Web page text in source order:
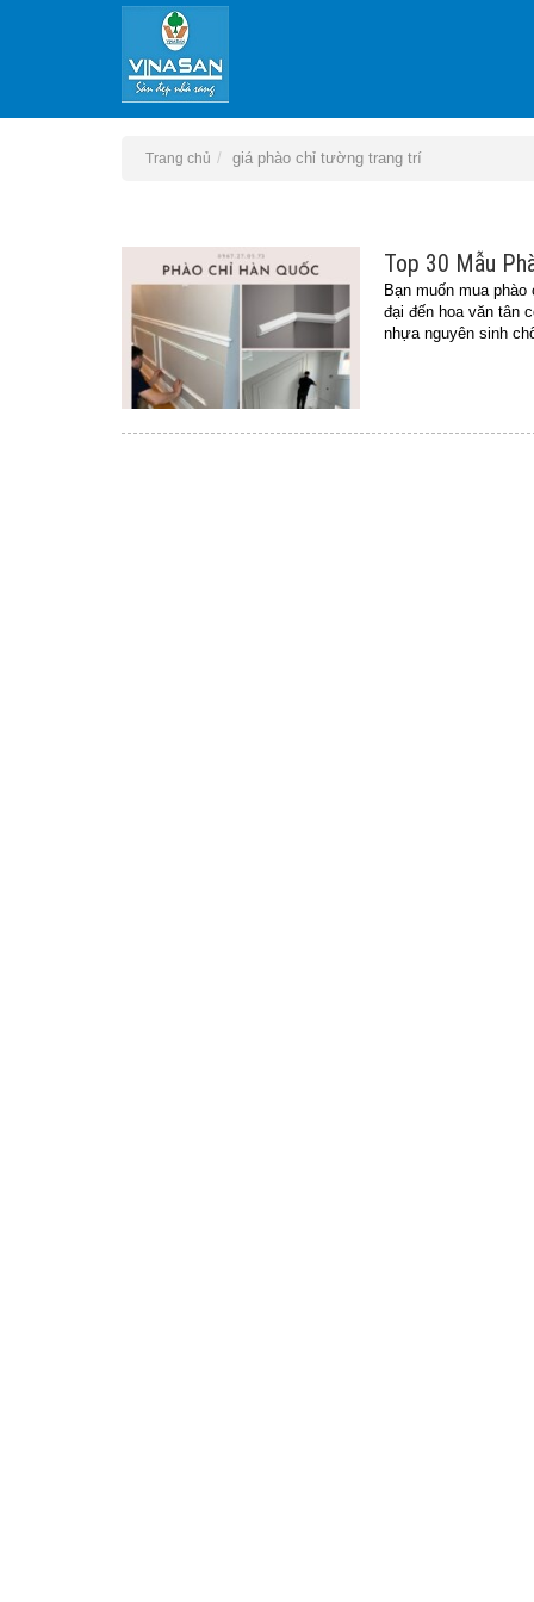
Trang chủ giá phào chỉ tường trang trí
Top 30 Mẫu
Bạn muốn mua
đại đến hoa văn tân
nhựa nguyên sinh